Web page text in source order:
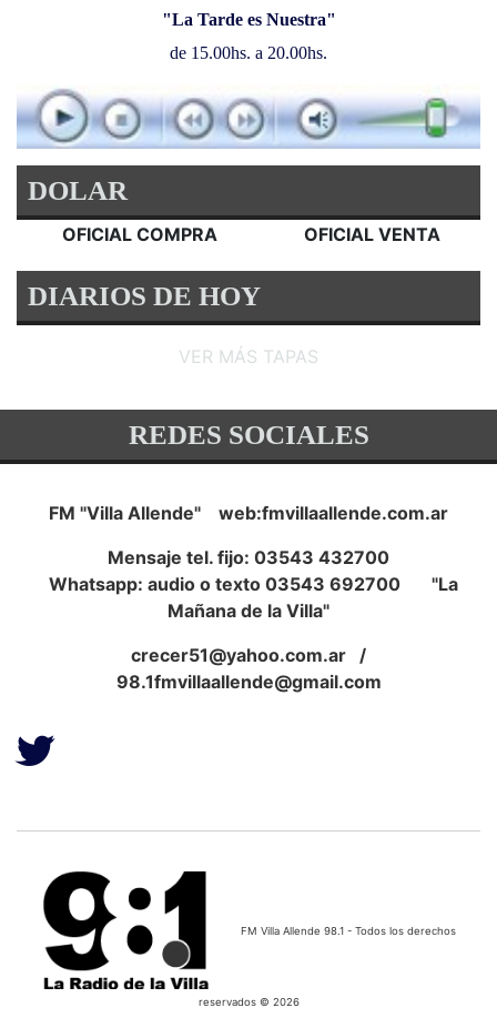
"La Tarde es Nuestra"
de 15.00hs. a 20.00hs.
DOLAR
OFICIAL COMPRA OFICIAL VENTA
DIARIOS DE HOY
VER MÁS TAPAS
REDES SOCIALES
FM "Villa Allende" web:fmvillaallende.com.ar
Mensaje tel. fijo: 03543 432700
Whatsapp: audio o texto 03543 692700 "La
Mañana de la Villa"
crecer51@yahoo.com.ar /
98.1fmvillaallende@gmail.com
FM Villa Allende 98.1 - Todos los derechos
reservados © 2026